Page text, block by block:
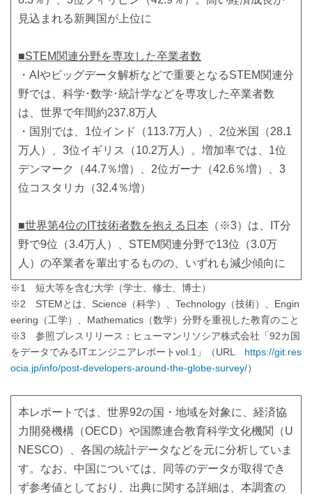
見込まれる新興国が上位に
■STEM関連分野を専攻した卒業者数
・AIやビッグデータ解析などで重要となるSTEM関連分
野では、科学･数学･統計学などを専攻した卒業者数
は、世界で年間約237.8万人
・国別では、1位インド（113.7万人）、2位米国（28.1
万人）、3位イギリス（10.2万人）。増加率では、1位
デンマーク（44.7％増）、2位ガーナ（42.6％増）、3
位コスタリカ（32.4％増）
■世界第4位のIT技術者数を抱える日本 （※3）は、IT分
野で9位（3.4万人）、STEM関連分野で13位（3.0万
人）の卒業者を輩出するものの、いずれも減少傾向に
※1 短大等を含む大学（学士、修士、博士）
※2 STEMとは、Science（科学）、Technology（技術）、Engin
eering（工学）、Mathematics（数学）分野を重視した教育のこと
※3 参照プレスリリース：ヒューマンリソシア株式会社「92カ国
をデータでみるITエンジニアレポートvol.1」（URL https://git.res
ocia.jp/info/post-developers-around-the-globe-survey/）
本レポートでは、世界92の国・地域を対象に、経済協
力開発機構（OECD）や国際連合教育科学文化機関（U
NESCO）、各国の統計データなどを元に分析していま
す。なお、中国については、同等のデータが取得でき
ず参考値としており、出典に関する詳細は、本調査の